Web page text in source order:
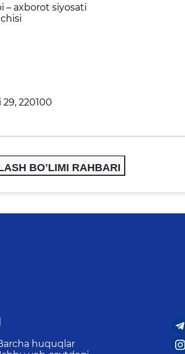
axborot siyosati
220100
BOʼLIMI RAHBARI
huquqlar